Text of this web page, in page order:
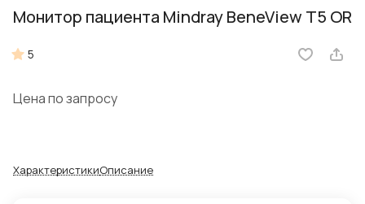
Монитор пациента Mindray BeneView T5 OR
5
Цена по запросу
ХарактеристикиОписание